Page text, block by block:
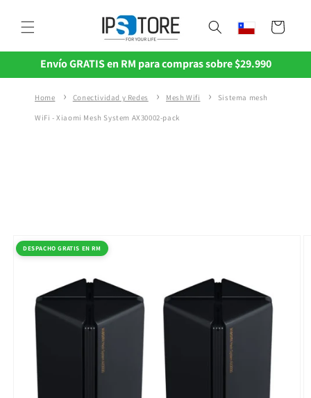
al contenido
Carrito
Envío GRATIS en RM para compras sobre $29.990
Home Conectividad y Redes Mesh Wifi Sistema mesh
WiFi - Xiaomi Mesh System AX30002-pack
a la
información
DESPACHO GRATIS EN RM